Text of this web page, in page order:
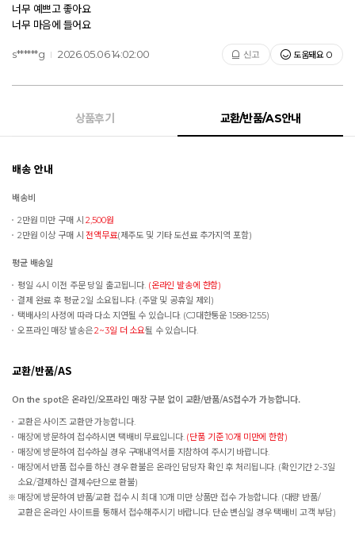
너무 예쁘고 좋아요
너무 마음에 들어요
s******g 2026.05.06 14:02:00 신고 도움돼요 0
상품후기 교환/반품/AS안내
배송 안내
배송비
2만원 미만 구매 시2,500원
2만원 이상 구매 시전액무료(제주도 및 기타 도선료 추가지역 포함)
평균 배송일
평일 4시 이전 주문 당일 출고됩니다. (온라인 발송에 한함)
결제 완료 후 평균 2일 소요됩니다. (주말 및 공휴일 제외)
택배사의 사정에 따라 다소 지연될 수 있습니다. (CJ대한통운 1588-1255)
오프라인 매장 발송은2~3일 더 소요될 수 있습니다.
교환/반품/AS
On the spot은 온라인/오프라인 매장 구분 없이 교환/반품/AS접수가 가능합니다.
교환은 사이즈 교환만 가능합니다.
매장에 방문하여 접수하시면 택배비 무료입니다. (단품 기준 10개 미만에 한함)
매장에 방문하여 접수하실 경우 구매내역서를 지참하여 주시기 바랍니다.
매장에서 반품 접수를 하신 경우 환불은 온라인 담당자 확인 후 처리됩니다. (확인기간 2-3일
소요/결제하신 결제수단으로 환불)
매장에 방문하여 반품/교환 접수 시 최대 10개 미만 상품만 접수 가능합니다. (대량 반품/
교환은 온라인 사이트를 통해서 접수해주시기 바랍니다. 단순 변심일 경우 택배비 고객 부담)